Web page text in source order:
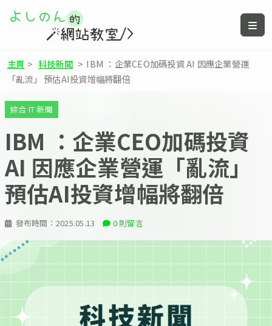
主頁 > 科技新聞 > IBM ：企業CEO加碼投資 AI 因應企業營運
「亂流」 預估AI投資增幅將翻倍
發布時間： 2025.05.13 0 則留言
綜合 IT 新聞
IBM ：企業CEO加碼投資
AI 因應企業營運「亂流」
預估AI投資增幅將翻倍